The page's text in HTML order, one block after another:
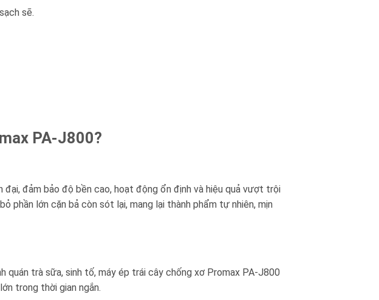
sẽ.
PA-J800?
đảm bảo độ bền cao, hoạt động ổn định và hiệu quả vượt trội
phần lớn cặn bả còn sót lại, mang lại thành phẩm tự nhiên, mịn
quán trà sữa, sinh tố, máy ép trái cây chống xơ Promax PA-J800
trong thời gian ngắn.